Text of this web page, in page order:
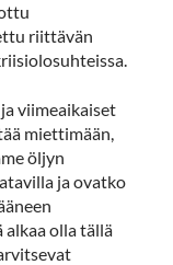
riittävän
viimeaikaiset
miettimään,
öljyn
ja ovatko
olla tällä